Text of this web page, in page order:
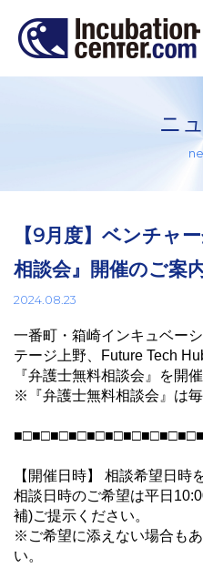
ニ
【9月度】ベンチャ
相談会』開催のご案
2024.08.23
一番町・箱崎インキュベー
テージ上野、Future Tech
『弁護士無料相談会』を開
※『弁護士無料相談会』は毎
【開催日時】 相談希望日時
相談日時のご希望は平日
補)ご提示ください。
※ご希望に添えない場合も
い。